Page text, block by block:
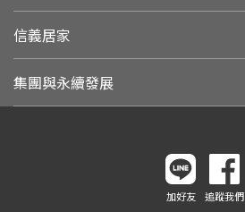
信義居家
集團與永續發展
加好友 追蹤我們